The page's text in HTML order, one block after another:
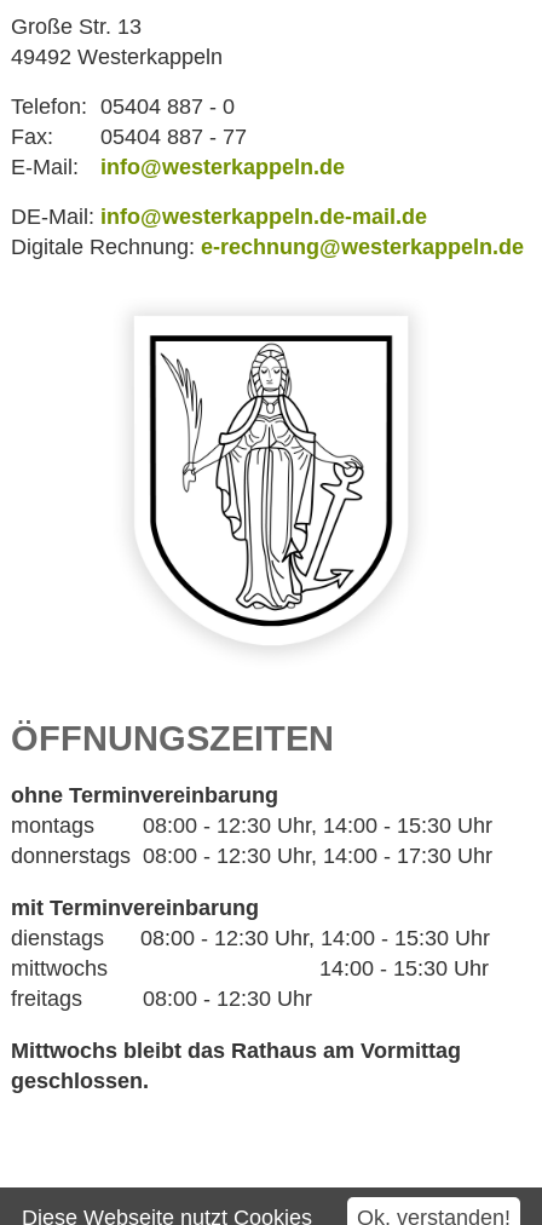
Große Str. 13
49492 Westerkappeln
Telefon: 05404 887 - 0
Fax:
05404 887 - 77
E-Mail:
info@westerkappeln.de
DE-Mail: info@westerkappeln.de-mail.de
Digitale Rechnung: e-rechnung@westerkappeln.de
ÖFFNUNGSZEITEN
ohne Terminvereinbarung
montags 08:00 - 12:30 Uhr, 14:00 - 15:30 Uhr
donnerstags 08:00 - 12:30 Uhr, 14:00 - 17:30 Uhr
mit Terminvereinbarung
dienstags 08:00 - 12:30 Uhr, 14:00 - 15:30 Uhr
mittwochs 14:00 - 15:30 Uhr
freitags 08:00 - 12:30 Uhr
Mittwochs bleibt das Rathaus am Vormittag
geschlossen.
Kontakt
Ok, verstanden!
Diese Webseite nutzt Cookies